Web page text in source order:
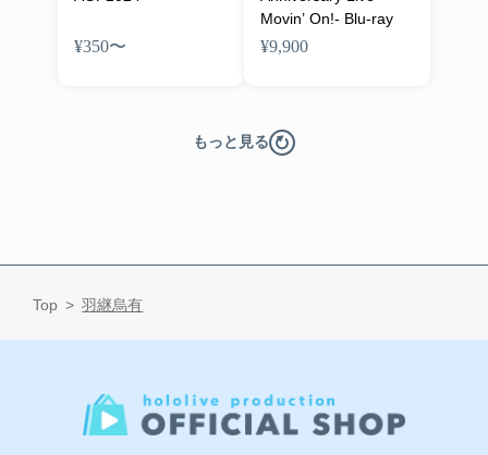
¥350〜
Movin’ On!- Blu-ray
¥9,900
もっと見る
Top 羽継烏有